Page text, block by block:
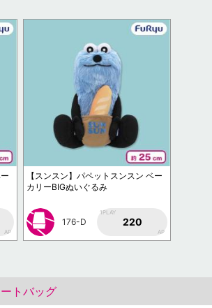
AP
【スンスン】パペットスンスン ベー
カリーBIGぬいぐるみ
176-D
1PLAY
220
AP
トバッグ